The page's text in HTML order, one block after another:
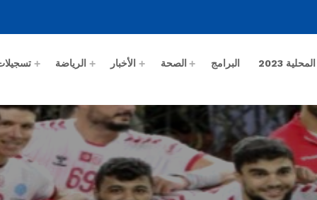
2023 البرامج الصحة الأخبار الرياضة